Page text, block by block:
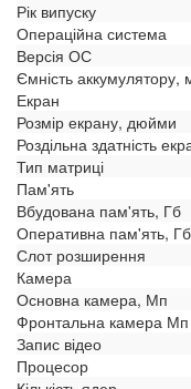
Рік випуску
Операційна система
Версія ОС
Ємність аккумулятору,
Екран
Розмір екрану, дюйми
Роздільна здатність
Тип матриці
Пам'ять
Вбудована пам'ять, Гб
Оперативна пам'ять, Гб
Слот розширення
Камера
Основна камера, Мп
Фронтальна камера Мп
Запис відео
Процесор